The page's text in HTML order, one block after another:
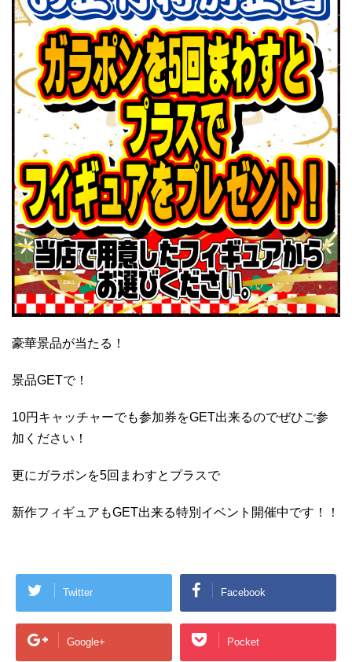
豪華景品が当たる！
景品GETで！
10円キャッチャーでも参加券をGET出来るのでぜひご参
加ください！
更にガラポンを5回まわすとプラスで
新作フィギュアもGET出来る特別イベント開催中です！！
Twitter Facebook
Google+ Pocket